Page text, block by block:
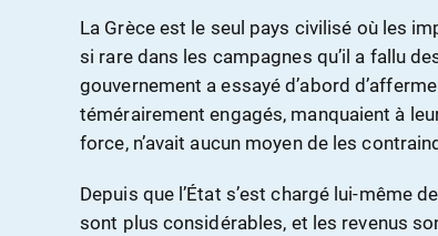
La Grèce est le seul pays civilisé où les
si rare dans les campagnes qu’il a fallu
gouvernement a essayé d’abord
témérairement engagés, manquaient à
force, n’avait aucun moyen de les
Depuis que l’État s’est chargé lui-même
sont plus considérables, et les revenus